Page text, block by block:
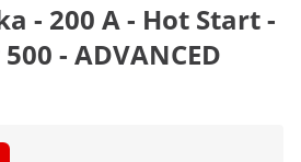
- 200 A - Hot Start -
- ADVANCED